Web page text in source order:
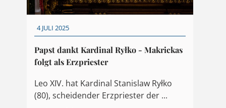
4 JULI 2025
Papst dankt Kardinal Ryłko - Makrickas
folgt als Erzpriester
Leo XIV. hat Kardinal Stanislaw Ryłko
(80), scheidender Erzpriester der ...